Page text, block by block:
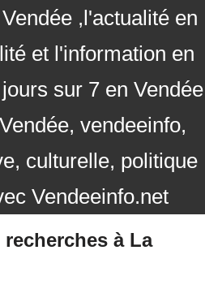
,l'actualité en
et l'information en
sur 7 en Vendée
vendeeinfo,
culturelle, politique
Vendeeinfo.net
à La